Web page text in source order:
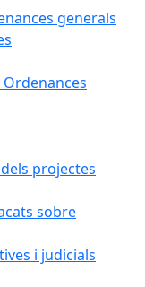
generals
projectes
sobre
i judicials